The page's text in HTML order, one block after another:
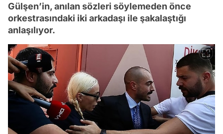
Gülşen’in, anılan sözleri söylemeden önce
orkestrasındaki iki arkadaşı ile şakalaştığı
anlaşılıyor.